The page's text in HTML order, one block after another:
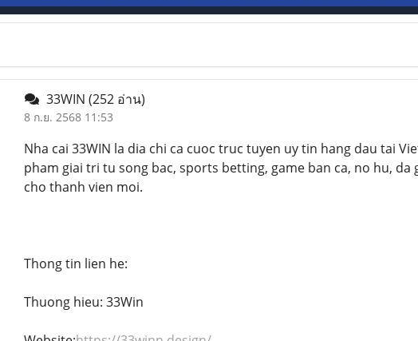
33WIN (252 อ่าน)
8 ก.ย. 2568 11:53
Nha cai 33WIN la dia chi ca cuoc truc tuyen uy tin hang dau tai
pham giai tri tu song bac, sports betting, game ban ca, no hu, da
cho thanh vien moi.
Thong tin lien he:
Thuong hieu: 33Win